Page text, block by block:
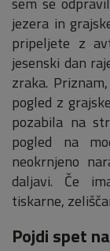
jezera in
pripeljete z
jesenski dan
zraka.
pogled z
pozabila na
pogled na
neokrnjeno
daljavi. Če
tiskarne,
Pojdi spet